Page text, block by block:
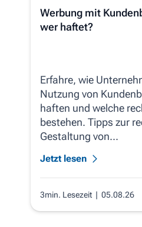
Werbung mit
wer haftet?
Erfahre, wie
Nutzung von
haften und welche
bestehen. Tipps zur
Gestaltung von...
Jetzt lesen
3min. Lesezeit | 05.08.26